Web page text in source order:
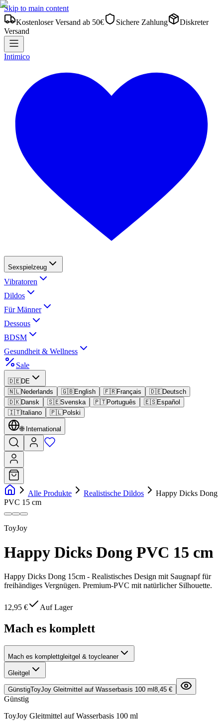
Skip to main content
Kostenloser Versand ab 50€
Sichere Zahlung
Diskreter
Versand
Intimico
Sexspielzeug
Vibratoren
Dildos
Für Männer
Dessous
BDSM
Gesundheit & Wellness
Sale
🇩🇪DE
🇳🇱Nederlands 🇬🇧English 🇫🇷Français 🇩🇪Deutsch
🇩🇰Dansk 🇸🇪Svenska 🇵🇹Português 🇪🇸Español
🇮🇹Italiano 🇵🇱Polski
🌐 International
Alle Produkte Realistische Dildos
Happy Dicks Dong
PVC 15 cm
ToyJoy
Happy Dicks Dong PVC 15 cm
Happy Dicks Dong 15cm - Realistisches Design mit Saugnapf für
freihändiges Vergnügen. Premium-PVC mit natürlicher Silhouette.
12,95 € Auf Lager
Mach es komplett
Mach es komplettgleitgel & toycleaner
Gleitgel
GünstigToyJoy Gleitmittel auf Wasserbasis 100 ml 8,45 €
Günstig
ToyJoy Gleitmittel auf Wasserbasis 100 ml